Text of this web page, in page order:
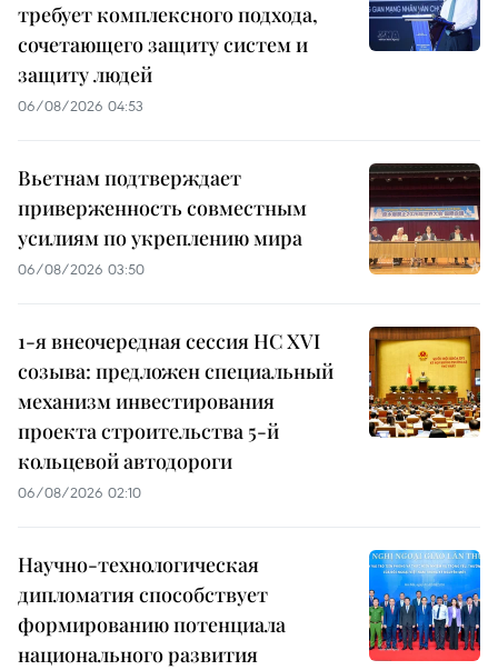
требует комплексного подхода,
сочетающего защиту систем и
защиту людей
06/08/2026 04:53
Вьетнам подтверждает
приверженность совместным
усилиям по укреплению мира
06/08/2026 03:50
1-я внеочередная сессия НС XVI
созыва: предложен специальный
механизм инвестирования
проекта строительства 5-й
кольцевой автодороги
06/08/2026 02:10
Научно-технологическая
дипломатия способствует
формированию потенциала
национального развития